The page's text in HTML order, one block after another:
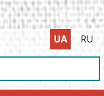
UA RU